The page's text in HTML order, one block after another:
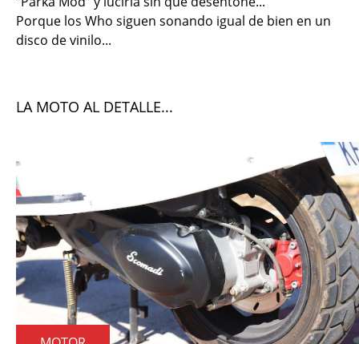
Porque los Who siguen sonando igual de bien en un
disco de vinilo...
LA MOTO AL DETALLE...